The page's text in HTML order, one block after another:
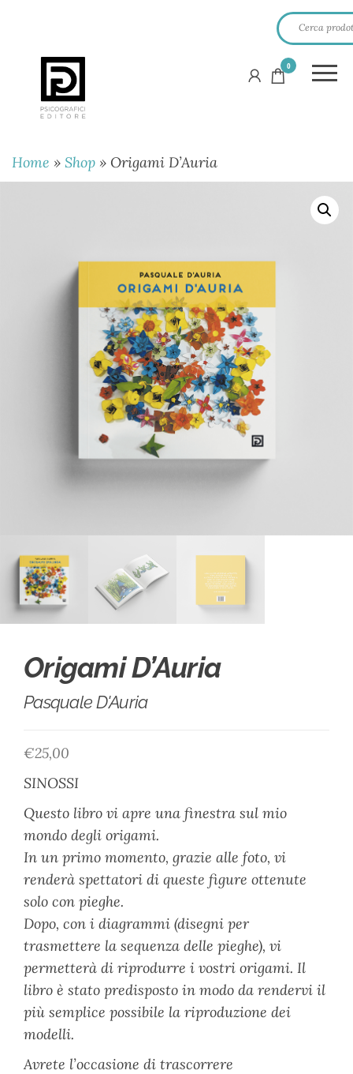
PSICOGRAFICI
EDITORE
0
Home » Shop » Origami D’Auria
Origami D’Auria
Pasquale D'Auria
€25,00
SINOSSI
Questo libro vi apre una finestra sul mio
mondo degli origami.
In un primo momento, grazie alle foto, vi
renderà spettatori di queste figure ottenute
solo con pieghe.
Dopo, con i diagrammi (disegni per
trasmettere la sequenza delle pieghe), vi
permetterà di riprodurre i vostri origami. Il
libro è stato predisposto in modo da rendervi il
più semplice possibile la riproduzione dei
modelli.
Avrete l’occasione di trascorrere